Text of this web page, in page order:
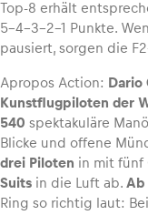
Top-8 erhält
5-4-3-2-1 Punkte.
pausiert, sorgen die
Apropos Action: Dario
Kunstflugpiloten der
540 spektakuläre
Blicke und offene
drei Piloten in mit fünf
Suits in die Luft ab. Ab
Ring so richtig laut: